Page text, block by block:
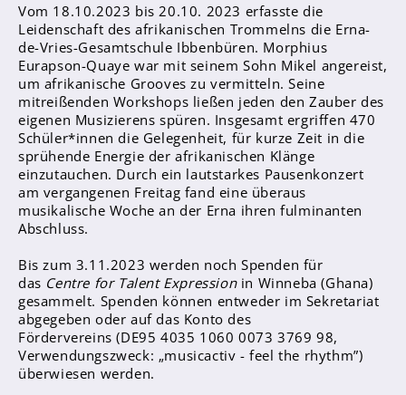
Abschlüsse
Fremdsprachen
Englisch
Spanisch
Niederländisch
MINT
Informatik
Differenzierung
Inklusion
Fächer
Vom 18.10.2023 bis 20.10. 2023 erfasste die
Leidenschaft des afrikanischen Trommelns die Erna-
de-Vries-Gesamtschule Ibbenbüren. Morphius
Eurapson-Quaye war mit seinem Sohn Mikel angereist,
um afrikanische Grooves zu vermitteln. Seine
mitreißenden Workshops ließen jeden den Zauber des
eigenen Musizierens spüren. Insgesamt ergriffen 470
Schüler*innen die Gelegenheit, für kurze Zeit in die
sprühende Energie der afrikanischen Klänge
einzutauchen. Durch ein lautstarkes Pausenkonzert
am vergangenen Freitag fand eine überaus
musikalische Woche an der Erna ihren fulminanten
Abschluss.
Bis zum 3.11.2023 werden noch Spenden für
das Centre for Talent Expression in Winneba (Ghana)
gesammelt. Spenden können entweder im Sekretariat
abgegeben oder auf das Konto des
Fördervereins (DE95 4035 1060 0073 3769 98,
Verwendungszweck: „musicactiv - feel the rhythm”)
überwiesen werden.